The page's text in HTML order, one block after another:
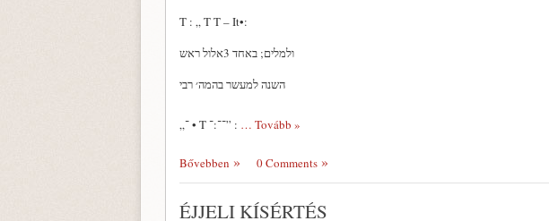
T : „ T T – It•:
ולמלים; באחד 3אלול ראש
השנה למעשר בהמה׳ רבי
„־ • T ־־:־” : … Tovább »
Bővebben 0 Comments
ÉJJELI KÍSÉRTÉS